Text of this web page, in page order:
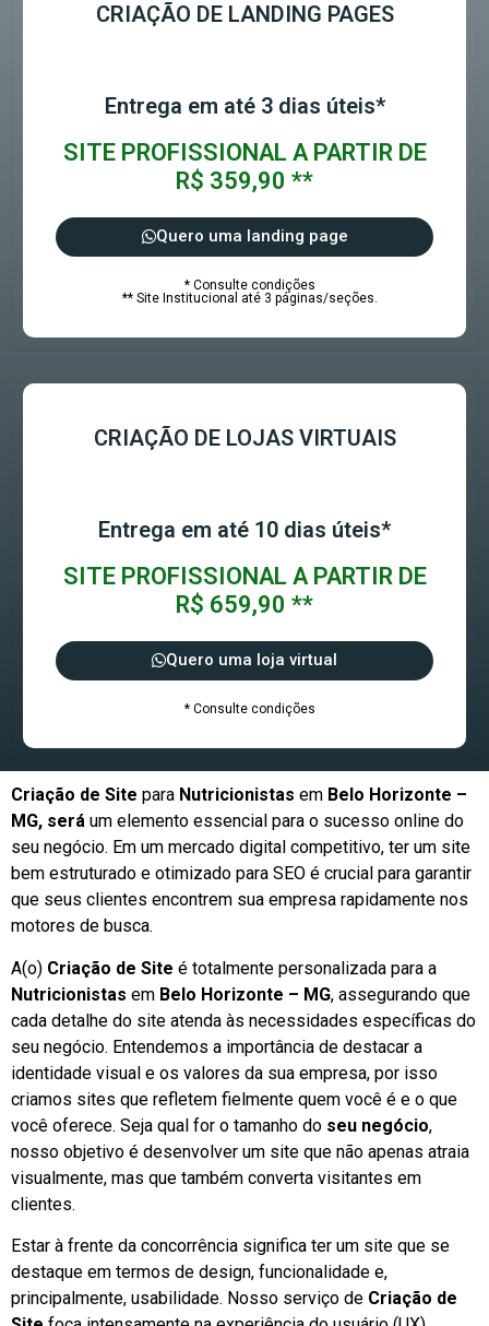
CRIAÇÃO DE LANDING PAGES
Entrega em até 3 dias úteis*
SITE PROFISSIONAL A PARTIR DE
R$ 359,90 **
Quero uma landing page
* Consulte condições
** Site Institucional até 3 páginas/seções.
CRIAÇÃO DE LOJAS VIRTUAIS
Entrega em até 10 dias úteis*
SITE PROFISSIONAL A PARTIR DE
R$ 659,90 **
Quero uma loja virtual
* Consulte condições
Criação de Site para Nutricionistas em Belo Horizonte –
MG, será um elemento essencial para o sucesso online do
seu negócio. Em um mercado digital competitivo, ter um site
bem estruturado e otimizado para SEO é crucial para garantir
que seus clientes encontrem sua empresa rapidamente nos
motores de busca.
A(o) Criação de Site é totalmente personalizada para a
Nutricionistas em Belo Horizonte – MG, assegurando que
cada detalhe do site atenda às necessidades específicas do
seu negócio. Entendemos a importância de destacar a
identidade visual e os valores da sua empresa, por isso
criamos sites que refletem fielmente quem você é e o que
você oferece. Seja qual for o tamanho do seu negócio,
nosso objetivo é desenvolver um site que não apenas atraia
visualmente, mas que também converta visitantes em
clientes.
Estar à frente da concorrência significa ter um site que se
destaque em termos de design, funcionalidade e,
principalmente, usabilidade. Nosso serviço de Criação de